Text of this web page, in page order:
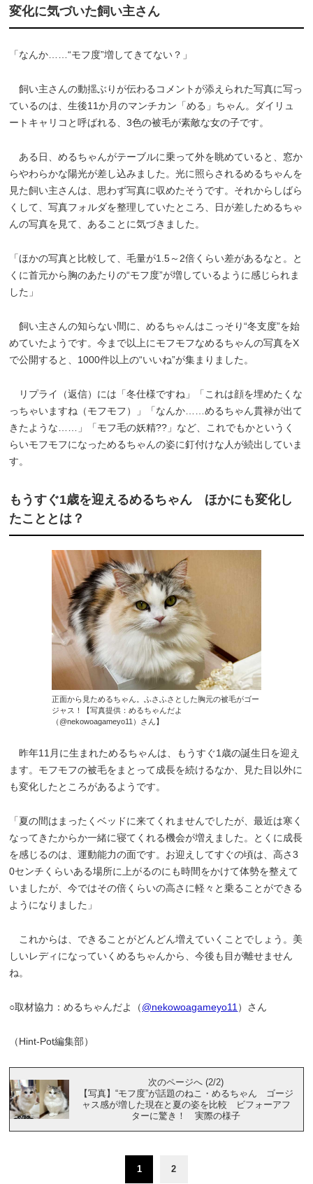
変化に気づいた飼い主さん
「なんか……“モフ度”増してきてない？」
飼い主さんの動揺ぶりが伝わるコメントが添えられた写真に写っ
ているのは、生後11か月のマンチカン「める」ちゃん。ダイリュ
ートキャリコと呼ばれる、3色の被毛が素敵な女の子です。
ある日、めるちゃんがテーブルに乗って外を眺めていると、窓か
らやわらかな陽光が差し込みました。光に照らされるめるちゃんを
見た飼い主さんは、思わず写真に収めたそうです。それからしばら
くして、写真フォルダを整理していたところ、日が差しためるちゃ
んの写真を見て、あることに気づきました。
「ほかの写真と比較して、毛量が1.5～2倍くらい差があるなと。と
くに首元から胸のあたりの“モフ度”が増しているように感じられま
した」
飼い主さんの知らない間に、めるちゃんはこっそり“冬支度”を始
めていたようです。今まで以上にモフモフなめるちゃんの写真をX
で公開すると、1000件以上の“いいね”が集まりました。
リプライ（返信）には「冬仕様ですね」「これは顔を埋めたくな
っちゃいますね（モフモフ）」「なんか……めるちゃん貫禄が出て
きたような……」「モフ毛の妖精??」など、これでもかというく
らいモフモフになっためるちゃんの姿に釘付けな人が続出していま
す。
もうすぐ1歳を迎えるめるちゃん ほかにも変化し
たこととは？
正面から見ためるちゃん。ふさふさとした胸元の被毛がゴー
ジャス！【写真提供：めるちゃんだよ
（@nekowoagameyo11）さん】
昨年11月に生まれためるちゃんは、もうすぐ1歳の誕生日を迎え
ます。モフモフの被毛をまとって成長を続けるなか、見た目以外に
も変化したところがあるようです。
「夏の間はまったくベッドに来てくれませんでしたが、最近は寒く
なってきたからか一緒に寝てくれる機会が増えました。とくに成長
を感じるのは、運動能力の面です。お迎えしてすぐの頃は、高さ3
0センチくらいある場所に上がるのにも時間をかけて体勢を整えて
いましたが、今ではその倍くらいの高さに軽々と乗ることができる
ようになりました」
これからは、できることがどんどん増えていくことでしょう。美
しいレディになっていくめるちゃんから、今後も目が離せません
ね。
○取材協力：めるちゃんだよ（@nekowoagameyo11 ）さん
（Hint-Pot編集部）
次のページへ (2/2)
【写真】“モフ度”が話題のねこ・めるちゃん ゴージ
ャス感が増した現在と夏の姿を比較 ビフォーアフ
ターに驚き！ 実際の様子
1 2